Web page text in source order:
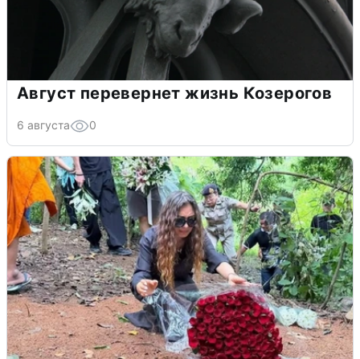
Август перевернет жизнь Козерогов
6 августа 0